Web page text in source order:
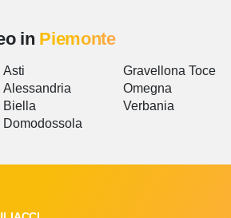
in Piemonte
Asti
Alessandria
Biella
Domodossola
Gravellona Toce
Omegna
Verbania